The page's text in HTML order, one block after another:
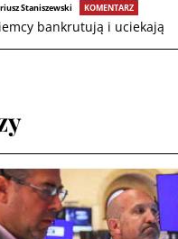
Staniszewski KOMENTARZ
bankrutują i uciekają